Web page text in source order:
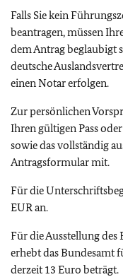
Falls Sie kein
beantragen, müssen
dem Antrag beglaubigt
deutsche
einen Notar erfolgen.
Zur persönlichen
Ihren gültigen Pass
sowie das vollständig
Antragsformular mit.
Für die
EUR an.
Für die Ausstellung des
erhebt das Bundesamt
derzeit 13 Euro beträgt.